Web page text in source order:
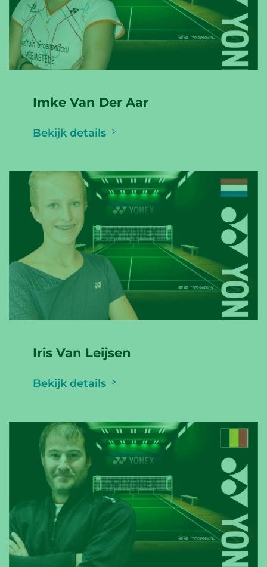
Imke Van Der Aar
Bekijk details
Iris Van Leijsen
Bekijk details